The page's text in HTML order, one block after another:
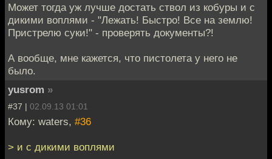
Может тогда уж лучше достать ствол из кобуры и с
дикими воплями - "Лежать! Быстро! Все на землю!
Пристрелю суки!" - проверять документы?!
А вообще, мне кажется, что пистолета у него не
было.
yusrom »
#37 | 02.09.13 01:01
Кому: waters, #36
> и с дикими воплями